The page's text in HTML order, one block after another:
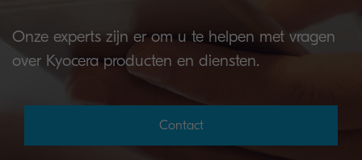
Onze experts zijn er om u te helpen met vragen
over Kyocera producten en diensten.
Contact